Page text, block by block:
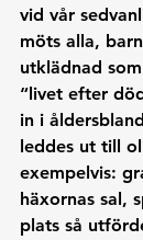
vid vår
möts alla,
utklädnad
“livet efter
in i
leddes ut till
exempelvis:
häxornas sal,
plats så